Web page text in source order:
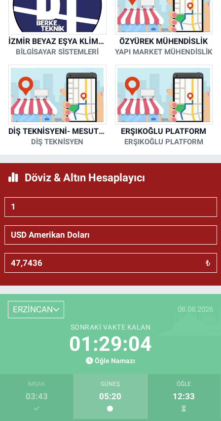
İZMİR BEYAZ EŞYA KLİMA KOMBİ SERVİSİ
BİLGİSAYAR SİSTEMLERİ
ÖZYÜREK MÜHENDİSLİK
YAPI MARKET MÜHENDİSLİK
DİŞ TEKNİSYENİ- MESUT KORKMAZ
DİŞ TEKNİSYEN
ERŞIKOĞLU PLATFORM
ERŞIKOĞLU PLATFORM
Döviz & Altın Hesaplayıcı
₺
ERZİNCAN 08.08.2026
SONRAKI VAKTE KALAN
01:29:03
Öğle Namazı
İMSAK
03:43
GÜNEŞ
05:20
ÖĞLE
12:33